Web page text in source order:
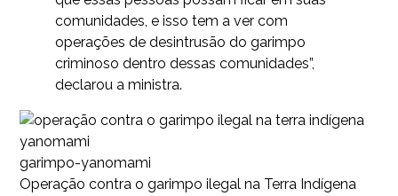
comunidades, e isso tem a ver com
operações de desintrusão do garimpo
criminoso dentro dessas comunidades”,
declarou a ministra.
garimpo-yanomami
Operação contra o garimpo ilegal na Terra Indígena